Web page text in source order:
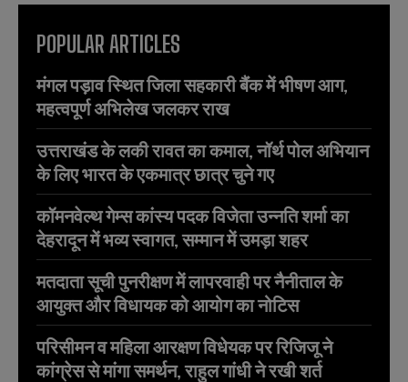
POPULAR ARTICLES
मंगल पड़ाव स्थित जिला सहकारी बैंक में भीषण आग,
महत्वपूर्ण अभिलेख जलकर राख
उत्तराखंड के लकी रावत का कमाल, नॉर्थ पोल अभियान
के लिए भारत के एकमात्र छात्र चुने गए
कॉमनवेल्थ गेम्स कांस्य पदक विजेता उन्नति शर्मा का
देहरादून में भव्य स्वागत, सम्मान में उमड़ा शहर
मतदाता सूची पुनरीक्षण में लापरवाही पर नैनीताल के
आयुक्त और विधायक को आयोग का नोटिस
परिसीमन व महिला आरक्षण विधेयक पर रिजिजू ने
कांग्रेस से मांगा समर्थन, राहुल गांधी ने रखी शर्त